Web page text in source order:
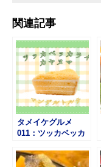
関連記事
タメイケグルメ
011：ツッカベッカ